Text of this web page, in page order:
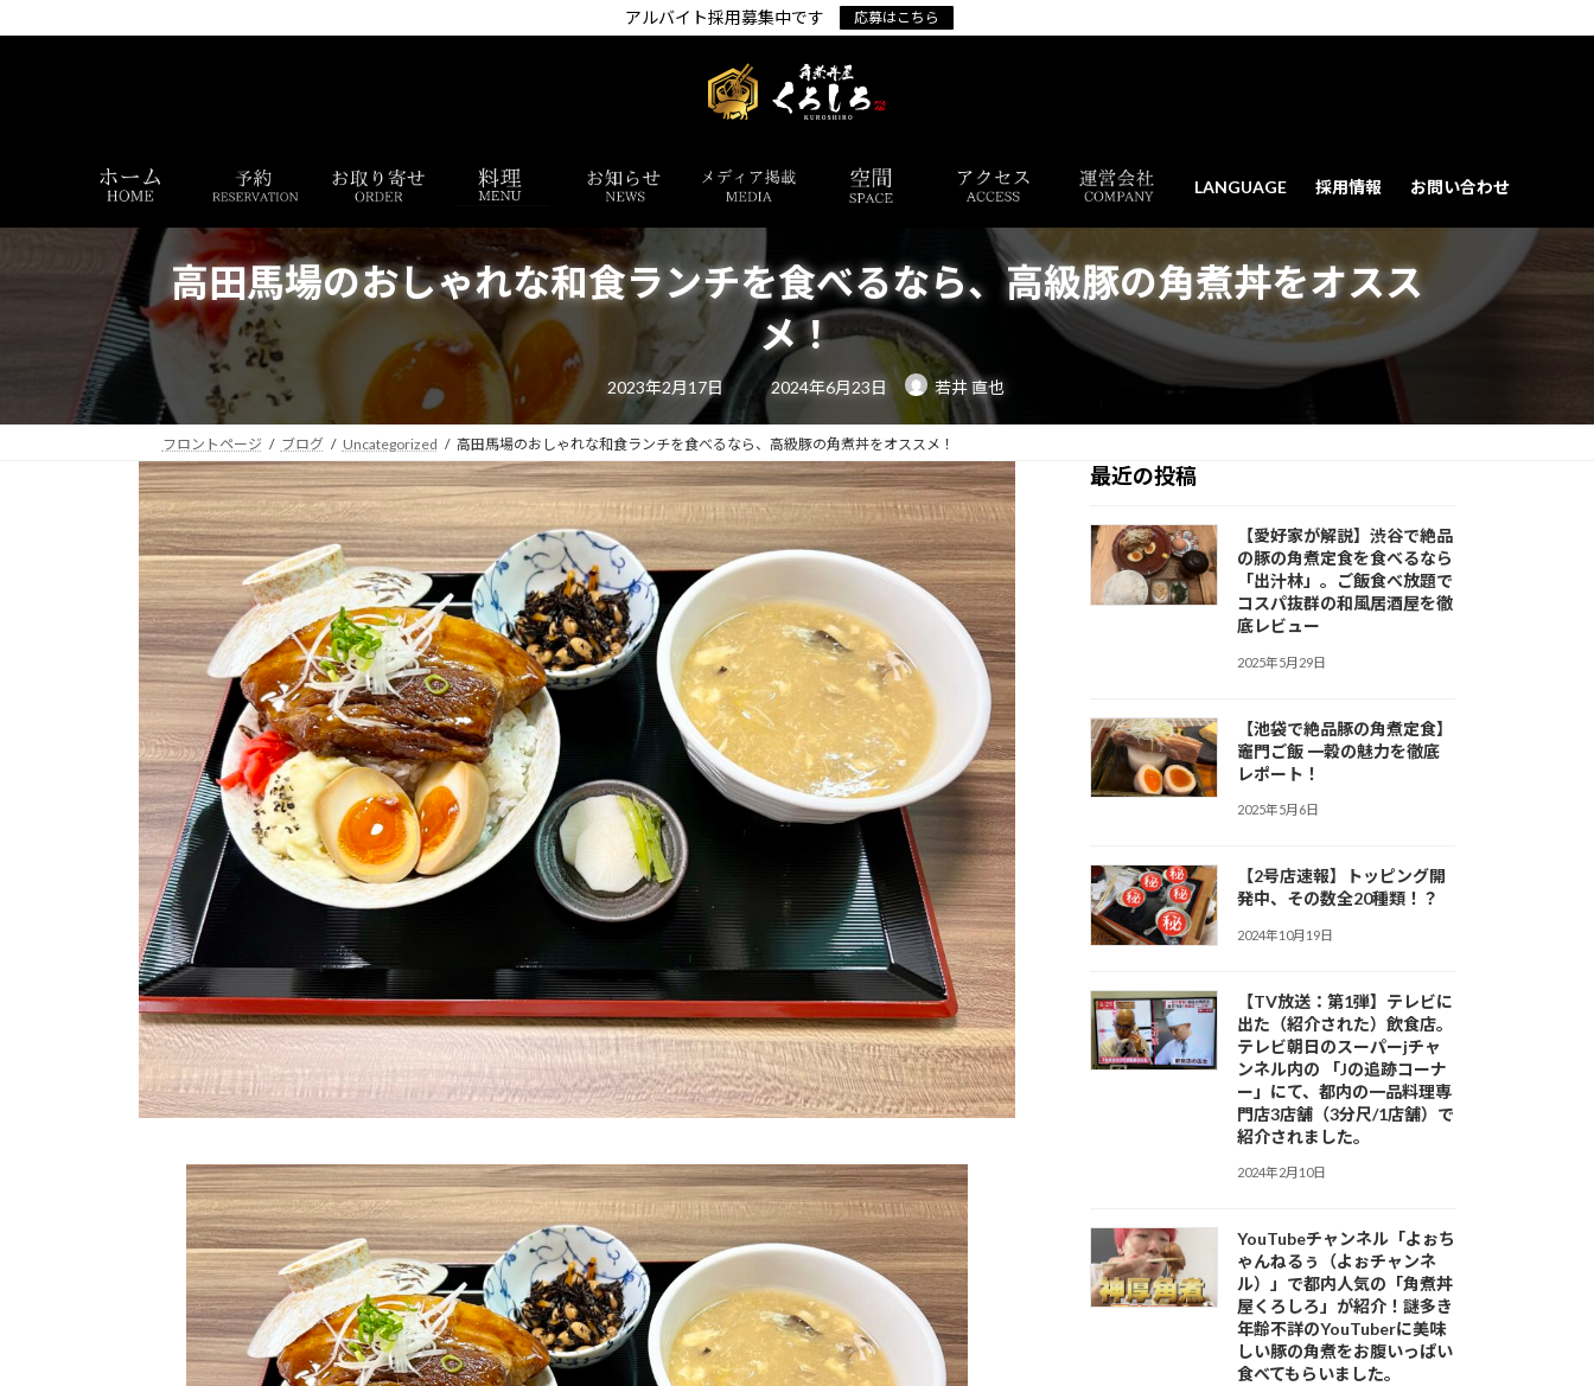
ン
ビ
アルバイト採用募集中です 応募はこちら
LANGUAGE 採用情報 お問い合わせ
高田馬場のおしゃれな和食ランチを食べるなら、高級豚の角煮丼をオスス
メ！
2023年2月17日
最
終
新
日
時
:
2024年6月23日 若井 直也
フロントページ ブログ Uncategorized 高田馬場のおしゃれな和食ランチを食べるなら、高級豚の角煮丼をオススメ！
最近の投稿
【愛好家が解説】渋谷で絶品
の豚の角煮定食を食べるなら
「出汁林」。ご飯食べ放題で
コスパ抜群の和風居酒屋を徹
底レビュー
2025年5月29日
【池袋で絶品豚の角煮定食】
竈門ご飯 一穀の魅力を徹底
レポート！
2025年5月6日
【2号店速報】トッピング開
発中、その数全20種類！？
2024年10月19日
【TV放送：第1弾】テレビに
出た（紹介された）飲食店。
テレビ朝日のスーパーjチャ
ンネル内の 「Jの追跡コーナ
ー」にて、都内の一品料理専
門店3店舗（3分尺/1店舗）で
紹介されました。
2024年2月10日
YouTubeチャンネル「よぉち
ゃんねるぅ（よぉチャンネ
ル）」で都内人気の「角煮丼
屋くろしろ」が紹介！謎多き
年齢不詳のYouTuberに美味
しい豚の角煮をお腹いっぱい
食べてもらいました。